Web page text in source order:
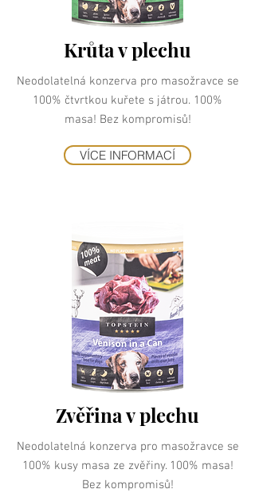
Krůta v plechu
Neodolatelná konzerva pro masožravce se
100% čtvrtkou kuřete s játrou. 100%
masa! Bez kompromisů!
VÍCE INFORMACÍ
Zvěřina v plechu
Neodolatelná konzerva pro masožravce se
100% kusy masa ze zvěřiny. 100% masa!
Bez kompromisů!